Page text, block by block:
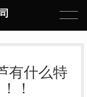
有什么特
！